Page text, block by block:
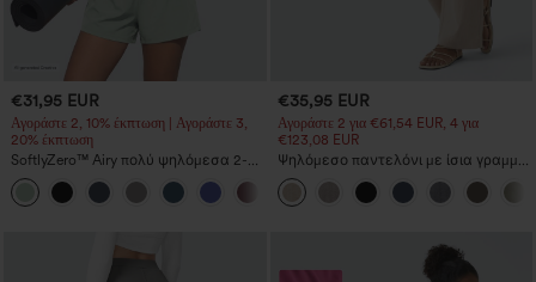
€31,95 EUR
Αγοράστε 2, 10% έκπτωση | Αγοράστε 3,
20% έκπτωση
SoftlyZero™ Airy πολύ ψηλόμεσα 2-
σε-1 InstantCool σορτς γιόγκα 5'' με
τσέπες — μεγαλύτερο μήκος
+20
€35,95 EUR
Αγοράστε 2 για €61,54 EUR, 4 για
€123,08 EUR
Ψηλόμεσο παντελόνι με ίσια γραμμή,
καθημερινό, με υφή λινό και τσέπες.